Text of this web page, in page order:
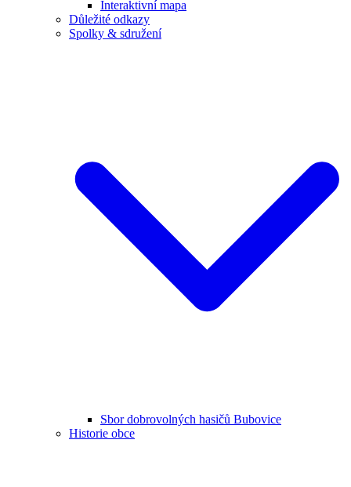
Interaktivní mapa
Důležité odkazy
Spolky & sdružení
Sbor dobrovolných hasičů Bubovice
Historie obce